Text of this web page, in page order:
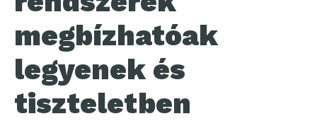
megbízhatóak
legyenek és
tiszteletben